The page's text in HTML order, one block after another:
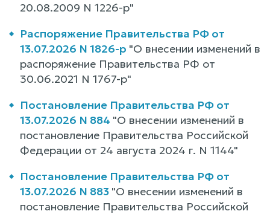
20.08.2009 N 1226-р"
Распоряжение Правительства РФ от
13.07.2026 N 1826-р "О внесении изменений в
распоряжение Правительства РФ от
30.06.2021 N 1767-р"
Постановление Правительства РФ от
13.07.2026 N 884 "О внесении изменений в
постановление Правительства Российской
Федерации от 24 августа 2024 г. N 1144"
Постановление Правительства РФ от
13.07.2026 N 883 "О внесении изменений в
постановление Правительства Российской